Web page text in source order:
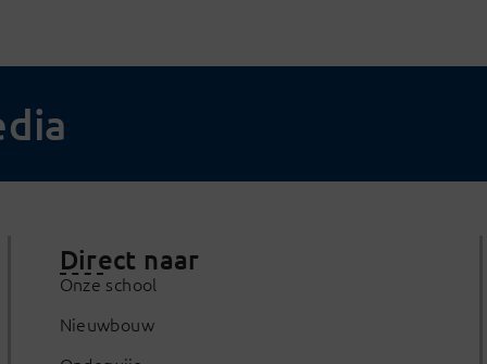
Direct naar
Onze school
Nieuwbouw